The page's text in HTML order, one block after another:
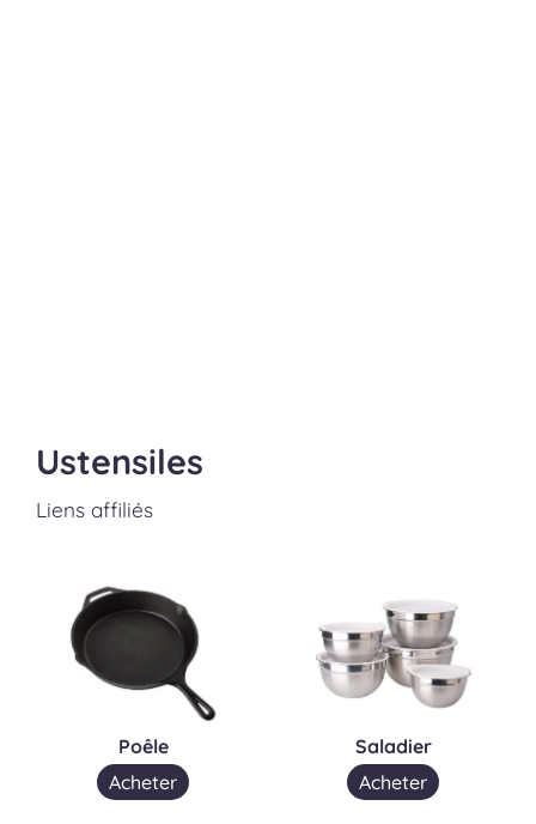
Ustensiles
Liens affiliés
Poêle
Acheter
Saladier
Acheter